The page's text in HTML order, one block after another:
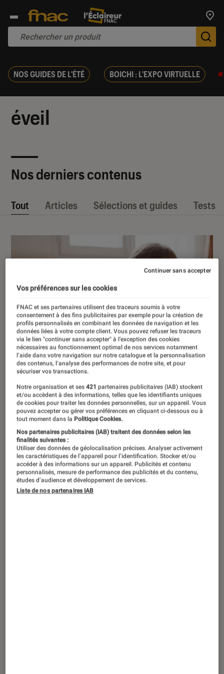
NOS GUIDES DE L'ÉTÉ BOICHI : L'EXPO VIRTUELLE
éveil
Nos derniers contenus
Tout Articles Sélections et guides Tests
Des livres pour apprendre à devenir
grand (0-3 ans)
SÉLECTION
Livres / BD • 31 mar. 2026
Vos préférences sur les cookies
FNAC et ses partenaires utilisent des traceurs soumis à votre
consentement à des fins publicitaires par exemple pour la création de
profils personnalisés en combinant les données de navigation et les
données liées à votre compte client. Vous pouvez refuser les traceurs
via le lien "continuer sans accepter" à l’exception des cookies
nécessaires au fonctionnement optimal de nos services notamment
l’aide dans votre navigation sur notre catalogue et la personnalisation
des contenus, l’analyse des performances de notre site, et pour
sécuriser vos transactions.
Notre organisation et ses421 partenaires publicitaires (IAB) stockent
et/ou accèdent à des informations, telles que les identifiants uniques
de cookies pour traiter les données personnelles, sur un appareil. Vous
pouvez accepter ou gérer vos préférences en cliquant ci-dessous ou à
tout moment dans la Politique Cookies.
Nos partenaires publicitaires (IAB) traitent des données selon les
finalités suivantes :
Utiliser des données de géolocalisation précises. Analyser activement
les caractéristiques de l’appareil pour l’identification. Stocker et/ou
accéder à des informations sur un appareil. Publicités et contenu
personnalisés, mesure de performance des publicités et du contenu,
études d’audience et développement de services.
Liste de nos partenaires IAB
Continuer sans accepter